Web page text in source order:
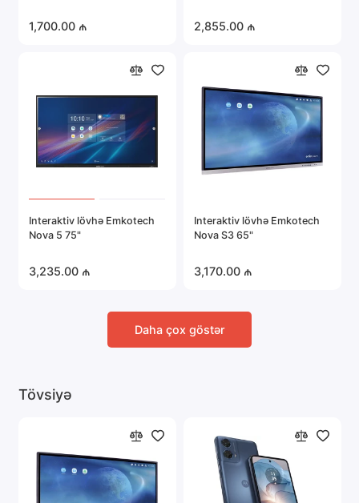
almaq çox asandır:
saytımızda “
” düyməsini sıxın
ünvanına yazın
(+994) 70 972 07 77
nömrəsinə Whatsappa yazın
Ultrastore.azmağazasından DahuaDHI-
LPH75-ST470-P 75" almaqla siz rəsmi zəmanətlə orijinal
Interaktiv lövhəDahuaDHI-LPH75-ST470-P 75" çatdırılması
Bakı və Abşeron şəhərlərində həyata keçirilir (Sifarişin
).
1,700.00 ₼ 2,855.00 ₼
Interaktiv lövhə Emkotech
Nova 5 75"
3,235.00 ₼
Interaktiv lövhə Emkotech
Nova S3 65"
3,170.00 ₼
Daha çox göstər
Tövsiyə